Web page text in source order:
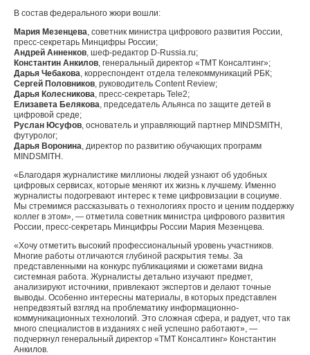
В состав федерального жюри вошли:
Мария Мезенцева, советник министра цифрового развития России,
пресс-секретарь Минцифры России;
Андрей Анненков, шеф-редактор D-Russia.ru;
Константин Анкилов, генеральный директор «ТМТ Консалтинг»;
Дарья Чебакова, корреспондент отдела телекоммуникаций РБК;
Сергей Половников, руководитель Content Review;
Дарья Колесникова, пресс-секретарь Tele2;
Елизавета Белякова, председатель Альянса по защите детей в
цифровой среде;
Руслан Юсуфов, основатель и управляющий партнер MINDSMITH,
футуролог;
Дарья Воронина, директор по развитию обучающих программ
MINDSMITH.
«Благодаря журналистике миллионы людей узнают об удобных
цифровых сервисах, которые меняют их жизнь к лучшему. Именно
журналисты подогревают интерес к теме цифровизации в социуме.
Мы стремимся рассказывать о технологиях просто и ценим поддержку
коллег в этом», — отметила советник министра цифрового развития
России, пресс-секретарь Минцифры России Мария Мезенцева.
«Хочу отметить высокий профессиональный уровень участников.
Многие работы отличаются глубиной раскрытия темы. За
представленными на конкурс публикациями и сюжетами видна
системная работа. Журналисты детально изучают предмет,
анализируют источники, привлекают экспертов и делают точные
выводы. Особенно интересны материалы, в которых представлен
непредвзятый взгляд на проблематику информационно-
коммуникационных технологий. Это сложная сфера, и радует, что так
много специалистов в изданиях с ней успешно работают», —
подчеркнул генеральный директор «ТМТ Консалтинг» Константин
Анкилов.